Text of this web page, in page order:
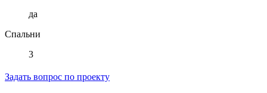
да
Спальни
3
Задать вопрос по проекту